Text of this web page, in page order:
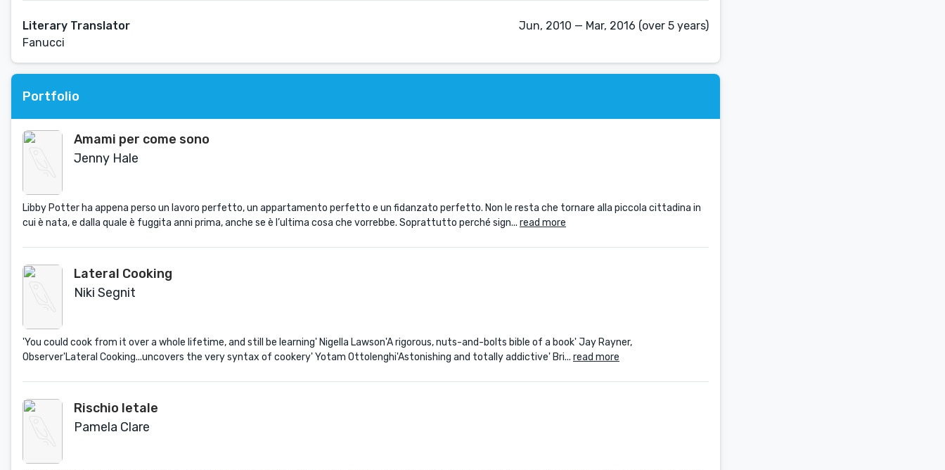
Literary Translator
Fanucci
Jun, 2010 — Mar, 2016 (over 5 years)
Portfolio
Amami per come sono
Jenny Hale
Libby Potter ha appena perso un lavoro perfetto, un appartamento perfetto e un fidanzato perfetto. Non le resta che tornare alla piccola cittadina in
cui è nata, e dalla quale è fuggita anni prima, anche se è l’ultima cosa che vorrebbe. Soprattutto perché sign... read more
Lateral Cooking
Niki Segnit
'You could cook from it over a whole lifetime, and still be learning' Nigella Lawson'A rigorous, nuts-and-bolts bible of a book' Jay Rayner,
Observer'Lateral Cooking...uncovers the very syntax of cookery' Yotam Ottolenghi'Astonishing and totally addictive' Bri... read more
Rischio letale
Pamela Clare